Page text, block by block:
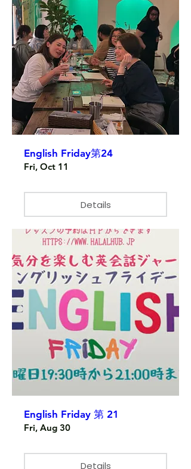
English Friday第24
Fri, Oct 11
Details
English Friday 第 21
Fri, Aug 30
Details